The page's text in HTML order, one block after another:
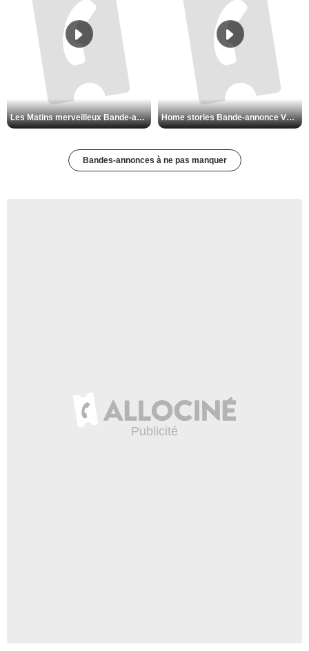
Les Matins merveilleux Bande-annonce VF Home stories Bande-annonce VO STFR
Bandes-annonces à ne pas manquer